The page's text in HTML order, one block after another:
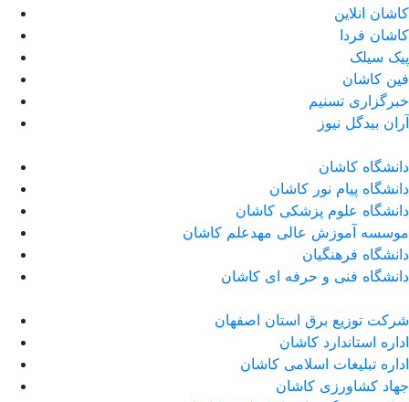
کاشان انلاین
کاشان فردا
پیک سیلک
فین کاشان
خبرگزاری تسنیم
آران بیدگل نیوز
دانشگاه کاشان
دانشگاه پیام نور کاشان
دانشگاه علوم پزشکی کاشان
موسسه آموزش عالی مهدعلم کاشان
دانشگاه فرهنگیان
دانشگاه فنی و حرفه ای کاشان
شرکت توزیع برق استان اصفهان
اداره استاندارد كاشان
اداره تبلیغات اسلامی کاشان
جهاد کشاورزی کاشان